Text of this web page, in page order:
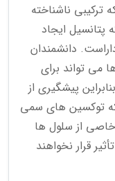
ترکیبی ناشناخته
پتانسیل ایجاد
دانشمندان
می تواند برای
پیشگیری از
که توکسین های سمی
خاصی از سلول ها
قرار نخواهند